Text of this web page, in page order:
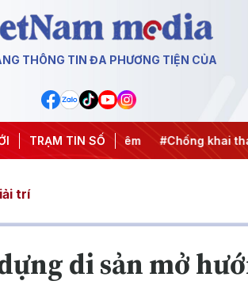
THÔNG TIN ĐA PHƯƠNG TIỆN CỦA
TRẠM TIN SỐ
dịch 500 ngày đêm #Chống khai thác
trí
di sản mở